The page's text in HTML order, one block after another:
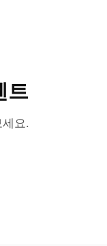
트
요.